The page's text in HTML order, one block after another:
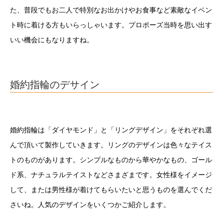
た、普段でもお二人で特別なお出かけやお食事など素敵なイベン
ト時に着ける方もいらっしゃいます。プロポーズ当時を思い出す
いい機会にもなりますね。
婚約指輪のデサイン
婚約指輪は「ダイヤモンド」と「リングデザイン」をそれぞれ選
んで頂いて製作していきます。リングのデザインは色々なテイス
トのものがあります。シンプルなものから華やかなもの、ゴール
ド系、ナチュラルテイストなどさまざまです。女性様をイメージ
して、または男性様が着けてもらいたいと思うものを選んでくだ
さいね。人気のデザインをいくつかご紹介します。